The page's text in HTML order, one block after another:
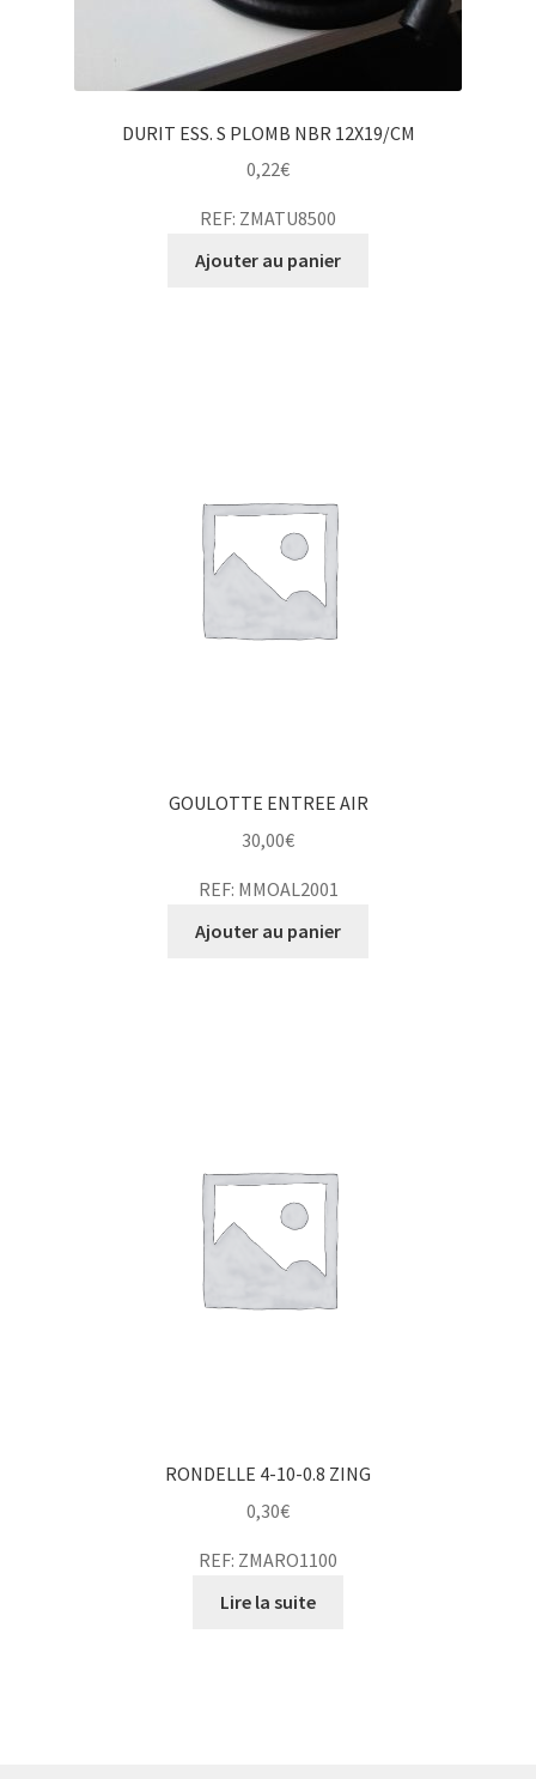
DURIT ESS. S PLOMB NBR 12X19/CM
0,22€
REF: ZMATU8500
Ajouter au panier
GOULOTTE ENTREE AIR
30,00€
REF: MMOAL2001
Ajouter au panier
RONDELLE 4-10-0.8 ZING
0,30€
REF: ZMARO1100
Lire la suite